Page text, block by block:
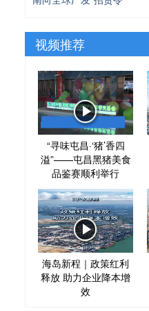
视频推荐
“寻味屯昌·‘猪’香四
溢”——屯昌黑猪美食
品鉴赛顺利举行
海岛新程｜政策红利
释放 助力企业降本增
效